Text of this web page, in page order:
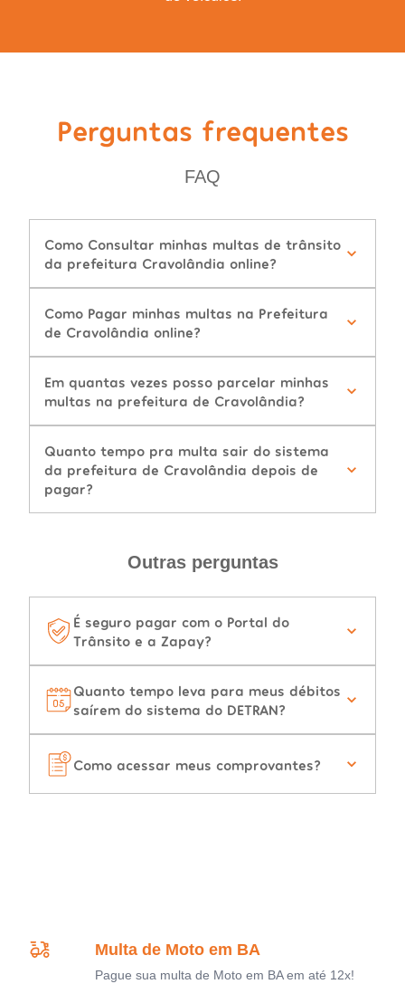
Perguntas frequentes
FAQ
Como Consultar minhas multas de trânsito
da prefeitura Cravolândia online?
Como Pagar minhas multas na Prefeitura
de Cravolândia online?
Em quantas vezes posso parcelar minhas
multas na prefeitura de Cravolândia?
Quanto tempo pra multa sair do sistema
da prefeitura de Cravolândia depois de
pagar?
Outras perguntas
É seguro pagar com o Portal do
Trânsito e a Zapay?
Quanto tempo leva para meus débitos
saírem do sistema do DETRAN?
Como acessar meus comprovantes?
Multa de Moto em BA
Pague sua multa de Moto em BA em até 12x!